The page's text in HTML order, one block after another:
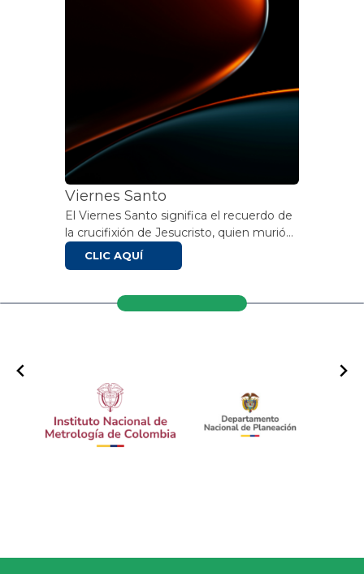
su mensaje de unión para los hombres.
Viernes Santo
El Viernes Santo significa el recuerdo de
la crucifixión de Jesucristo, quien murió
en la cruz para la salvación de la
humanidad. Se considera un día de luto y
guardar ayuno ese día.
CLIC AQUÍ